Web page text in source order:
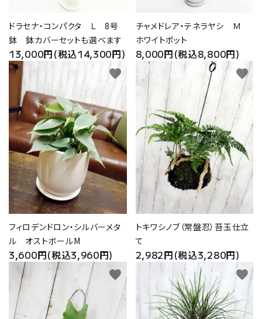
ドラセナ・コンパクタ Ｌ 8号
鉢 鉢カバーセットも選べます
13,000円(税込14,300円)
チャメドレア・テネラヤシ Ｍ
ホワイトポット
8,000円(税込8,800円)
フィロデンドロン・シルバーメタ
ル オストボールM
3,600円(税込3,960円)
favorite
トキワシノブ（常盤忍）苔玉仕立
て
2,982円(税込3,280円)
favorite
favorite favorite